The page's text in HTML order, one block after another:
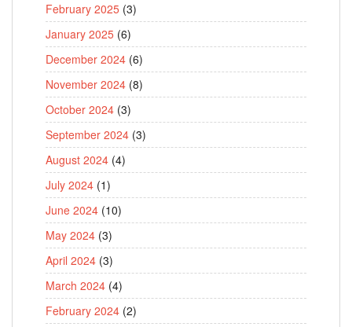
February 2025 (3)
January 2025 (6)
December 2024 (6)
November 2024 (8)
October 2024 (3)
September 2024 (3)
August 2024 (4)
July 2024 (1)
June 2024 (10)
May 2024 (3)
April 2024 (3)
March 2024 (4)
February 2024 (2)